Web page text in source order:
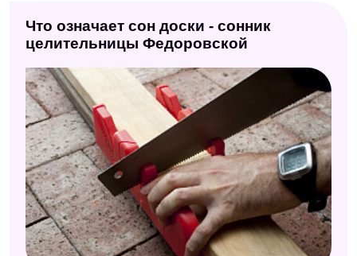
Что означает сон доски - сонник
целительницы Федоровской